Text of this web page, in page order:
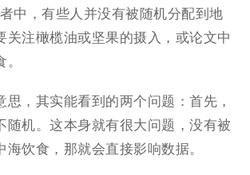
中，有些人并没有被随机分配到地
关注橄榄油或坚果的摄入，或论文中
思，其实能看到的两个问题：首先，
随机。这本身就有很大问题，没有被
海饮食，那就会直接影响数据。